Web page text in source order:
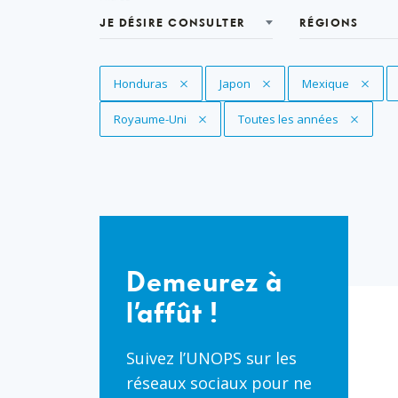
JE DÉSIRE CONSULTER RÉGIONS
Supprimer le filtre
Honduras Supprimer le filtre
Japon Supprimer le filtre
Mexique
Supprimer le filtre
Royaume-Uni Supprimer le filtre
Toutes les années
l’affût
Demeurez à
l’affût !
Suivez l’UNOPS sur les
réseaux sociaux pour ne